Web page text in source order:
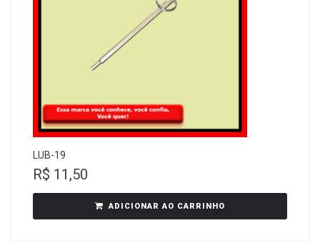
LUB-19
R$ 11,50
ADICIONAR AO CARRINHO